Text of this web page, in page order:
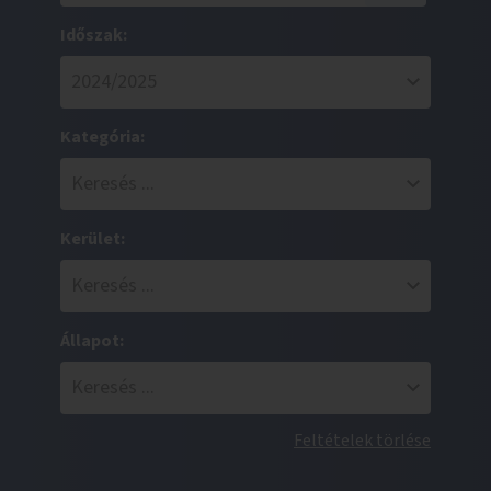
Időszak:
Kategória:
Kerület:
Állapot:
Feltételek törlése